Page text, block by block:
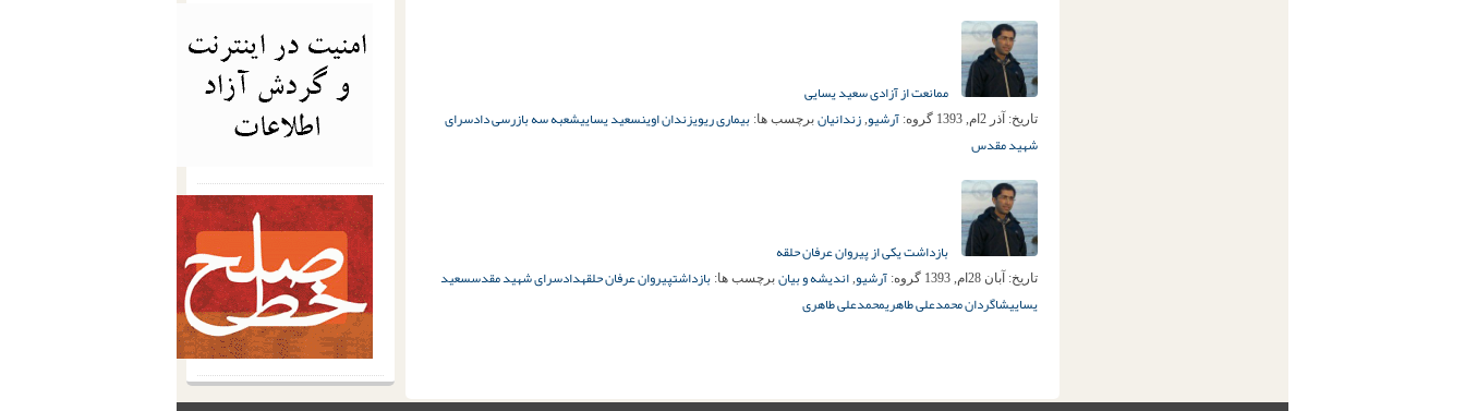
ممانعت از آزادی سعید یسایی
تاریخ: آذر 2ام, 1393 گروه: آرشیو, زندانیان برچسب ها: بیماری ریویزندان اوینسعید یساییشعبه سه بازرسی دادسرای
شهید مقدس
بازداشت یکی از پیروان عرفان حلقه
تاریخ: آبان 28ام, 1393 گروه: آرشیو, اندیشه و بیان برچسب ها: بازداشتپیروان عرفان حلقهدادسرای شهید مقدسسعید
یساییشاگردان محمدعلی طاهریمحمدعلی طاهری